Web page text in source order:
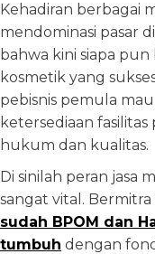
Kehadiran berbagai
mendominasi pasar
bahwa kini siapa pun
kosmetik yang
pebisnis pemula
ketersediaan
hukum dan kualitas.
Di sinilah peran jasa
sangat vital.
sudah BPOM dan
tumbuh dengan